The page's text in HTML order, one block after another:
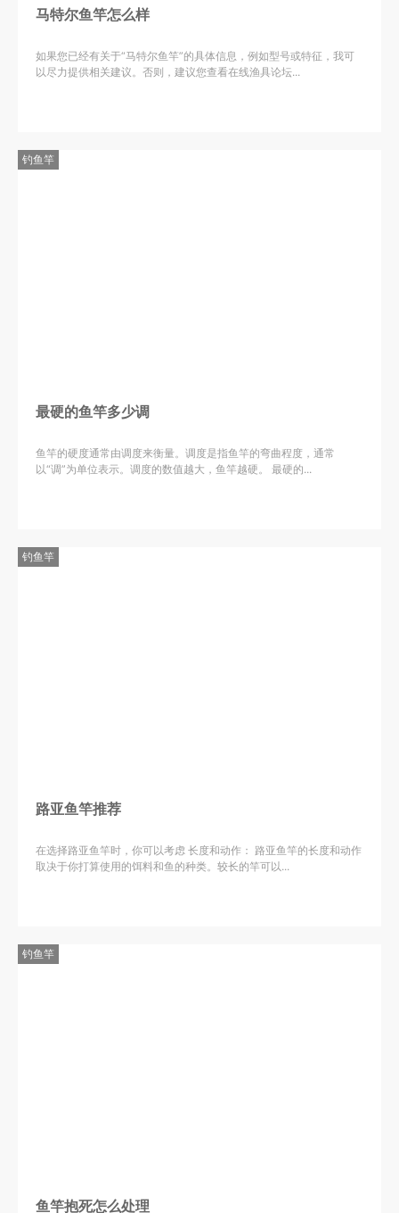
马特尔鱼竿怎么样
如果您已经有关于“马特尔鱼竿”的具体信息，例如型号或特征，我可
以尽力提供相关建议。否则，建议您查看在线渔具论坛...
钓鱼竿
最硬的鱼竿多少调
鱼竿的硬度通常由调度来衡量。调度是指鱼竿的弯曲程度，通常
以“调”为单位表示。调度的数值越大，鱼竿越硬。 最硬的...
钓鱼竿
路亚鱼竿推荐
在选择路亚鱼竿时，你可以考虑 长度和动作： 路亚鱼竿的长度和动作
取决于你打算使用的饵料和鱼的种类。较长的竿可以...
钓鱼竿
鱼竿抱死怎么处理